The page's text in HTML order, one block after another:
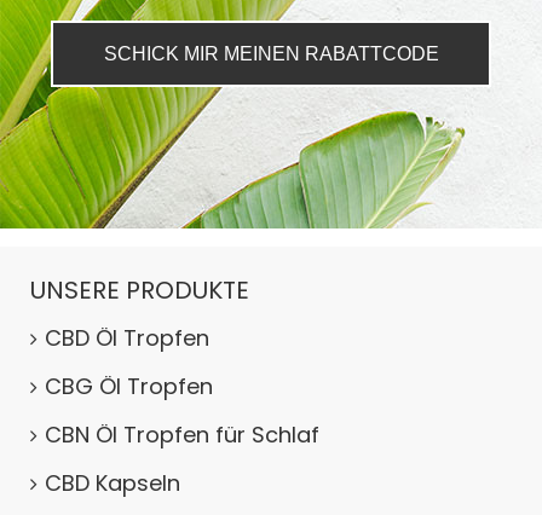
SCHICK MIR MEINEN RABATTCODE
UNSERE PRODUKTE
CBD Öl Tropfen
CBG Öl Tropfen
CBN Öl Tropfen für Schlaf
CBD Kapseln